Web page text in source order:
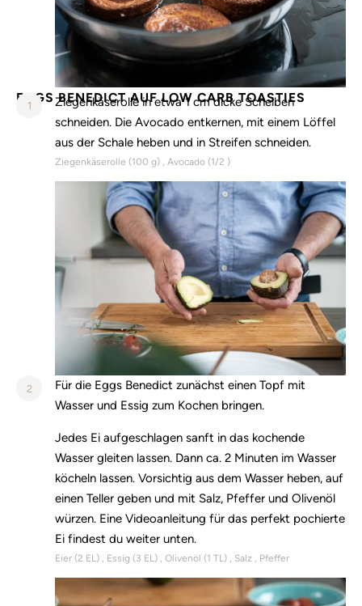
EGGS BENEDICT AUF LOW CARB TOASTIES
1
Ziegenkäserolle in etwa 1 cm dicke Scheiben
schneiden. Die Avocado entkernen, mit einem Löffel
aus der Schale heben und in Streifen schneiden.
Ziegenkäserolle (100 g) Avocado (1/2 )
2
Für die Eggs Benedict zunächst einen Topf mit
Wasser und Essig zum Kochen bringen.
Jedes Ei aufgeschlagen sanft in das kochende
Wasser gleiten lassen. Dann ca. 2 Minuten im Wasser
köcheln lassen. Vorsichtig aus dem Wasser heben, auf
einen Teller geben und mit Salz, Pfeffer und Olivenöl
würzen. Eine Videoanleitung für das perfekt pochierte
Ei findest du weiter unten.
Eier (2 EL) Essig (3 EL) Olivenöl (1 TL) Salz Pfeffer